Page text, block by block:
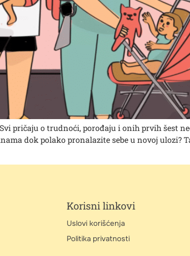
pričaju o trudnoći, porođaju i onih prvih šest
dok polako pronalazite sebe u novoj ulozi?
Korisni linkovi
Uslovi korišćenja
Politika privatnosti